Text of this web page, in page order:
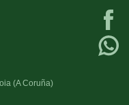
(A Coruña)